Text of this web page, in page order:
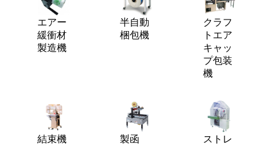
エアー
緩衝材
製造機
半自動
梱包機
クラフ
トエア
キャッ
プ包装
機
結束機
製函
ストレ